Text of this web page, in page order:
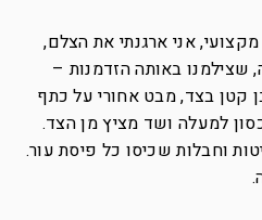
אני ארגנתי את הצלם,
שצילמנו באותה הזדמנות –
קטן בצד, מבט אחורי על כתף
למעלה ושד מציץ מן הצד.
וחבלות שכיסו כל פיסת עור.